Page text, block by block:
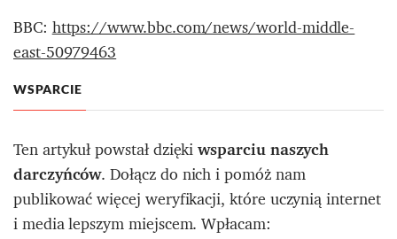
BBC:https://www.bbc.com/news/world-middle-
east-50979463
WSPARCIE
Ten artykuł powstał dziękiwsparciu naszych
darczyńców. Dołącz do nich i pomóż nam
publikować więcej weryfikacji, które uczynią internet
i media lepszym miejscem. Wpłacam: